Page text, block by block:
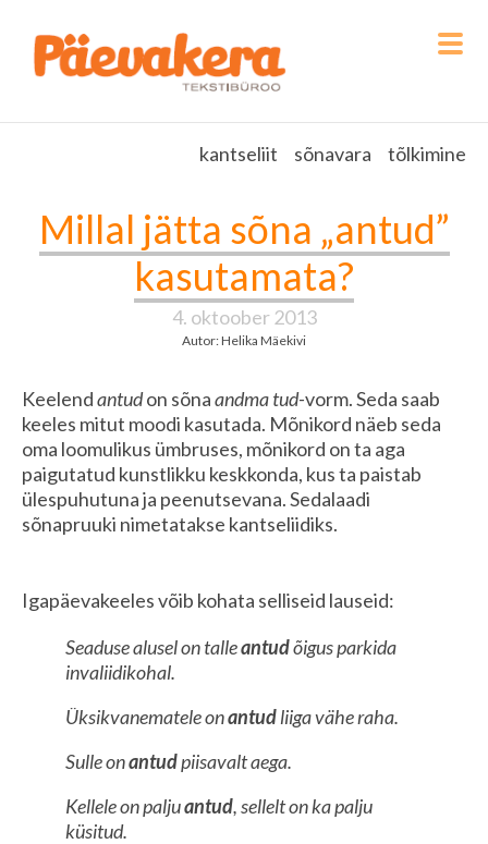
kantseliit sõnavara tõlkimine
Millal jätta sõna „antud”
kasutamata?
4. oktoober 2013
Autor: Helika Mäekivi
Keelendantudon sõnaandma tud-vorm. Seda saab
keeles mitut moodi kasutada. Mõnikord näeb seda
oma loomulikus ümbruses, mõnikord on ta aga
paigutatud kunstlikku keskkonda, kus ta paistab
ülespuhutuna ja peenutsevana. Sedalaadi
sõnapruuki nimetatakse kantseliidiks.
Igapäevakeeles võib kohata selliseid lauseid:
Seaduse alusel on talleantudõigus parkida
invaliidikohal.
Üksikvanematele onantudliiga vähe raha.
Sulle onantudpiisavalt aega.
Kellele on paljuantud, sellelt on ka palju
küsitud.